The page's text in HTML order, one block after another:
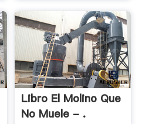
Libro El Molino Que
No Muele - .